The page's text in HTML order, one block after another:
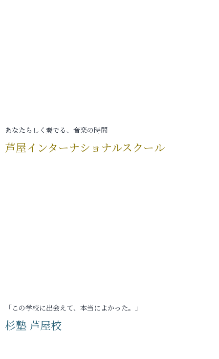
あなたらしく奏でる、音楽の時間
芦屋インターナショナルスクール
「この学校に出会えて、本当によかった。」
杉塾 芦屋校